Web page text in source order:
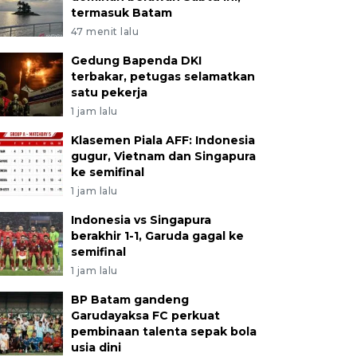
termasuk Batam
47 menit lalu
Gedung Bapenda DKI
terbakar, petugas selamatkan
satu pekerja
1 jam lalu
Klasemen Piala AFF: Indonesia
gugur, Vietnam dan Singapura
ke semifinal
1 jam lalu
Indonesia vs Singapura
berakhir 1-1, Garuda gagal ke
semifinal
1 jam lalu
BP Batam gandeng
Garudayaksa FC perkuat
pembinaan talenta sepak bola
usia dini